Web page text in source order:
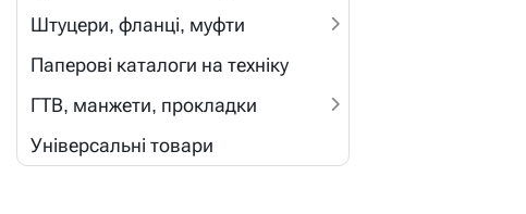
Штуцери, фланці, муфти
Паперові каталоги на техніку
ГТВ, манжети, прокладки
Універсальні товари